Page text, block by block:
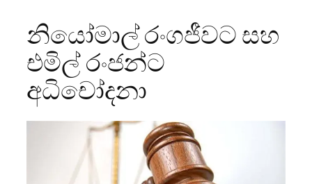
නියෝමාල් රංගජීවට සහ
එමිල් රංජන්ට
අධිචෝදනා